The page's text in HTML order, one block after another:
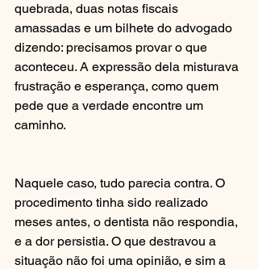
quebrada, duas notas fiscais
amassadas e um bilhete do advogado
dizendo: precisamos provar o que
aconteceu. A expressão dela misturava
frustração e esperança, como quem
pede que a verdade encontre um
caminho.
Naquele caso, tudo parecia contra. O
procedimento tinha sido realizado
meses antes, o dentista não respondia,
e a dor persistia. O que destravou a
situação não foi uma opinião, e sim a